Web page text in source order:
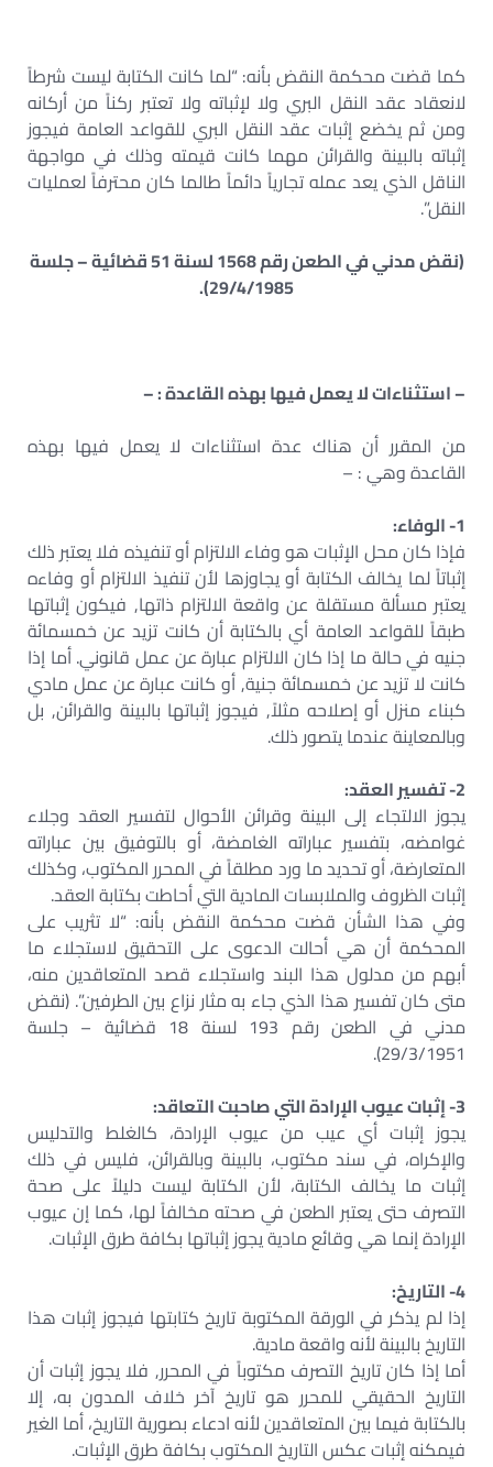
كما قضت محكمة النقض بأنه: “لما كانت الكتابة ليست شرطاً
لانعقاد عقد النقل البري ولا لإثباته ولا تعتبر ركناً من أركانه
ومن ثم يخضع إثبات عقد النقل البري للقواعد العامة فيجوز
إثباته بالبينة والقرائن مهما كانت قيمته وذلك في مواجهة
الناقل الذي يعد عمله تجارياً دائماً طالما كان محترفاً لعمليات
النقل”.
(نقض مدني في الطعن رقم 1568 لسنة 51 قضائية – جلسة
29/4/1985).
– استثناءات لا يعمل فيها بهذه القاعدة : –
من المقرر أن هناك عدة استثناءات لا يعمل فيها بهذه
القاعدة وهي : –
1- الوفاء:
فإذا كان محل الإثبات هو وفاء الالتزام أو تنفيذه فلا يعتبر ذلك
إثباتاً لما يخالف الكتابة أو يجاوزها لأن تنفيذ الالتزام أو وفاءه
يعتبر مسألة مستقلة عن واقعة الالتزام ذاتها, فيكون إثباتها
طبقاً للقواعد العامة أي بالكتابة أن كانت تزيد عن خمسمائة
جنيه في حالة ما إذا كان الالتزام عبارة عن عمل قانوني. أما إذا
كانت لا تزيد عن خمسمائة جنية, أو كانت عبارة عن عمل مادي
كبناء منزل أو إصلاحه مثلاً, فيجوز إثباتها بالبينة والقرائن, بل
وبالمعاينة عندما يتصور ذلك.
2- تفسير العقد:
يجوز الالتجاء إلى البينة وقرائن الأحوال لتفسير العقد وجلاء
غوامضه، بتفسير عباراته الغامضة، أو بالتوفيق بين عباراته
المتعارضة، أو تحديد ما ورد مطلقاً في المحرر المكتوب، وكذلك
إثبات الظروف والملابسات المادية التي أحاطت بكتابة العقد.
وفي هذا الشأن قضت محكمة النقض بأنه: “لا تثريب على
المحكمة أن هي أحالت الدعوى على التحقيق لاستجلاء ما
أبهم من مدلول هذا البند واستجلاء قصد المتعاقدين منه،
متى كان تفسير هذا الذي جاء به مثار نزاع بين الطرفين”. (نقض
مدني في الطعن رقم 193 لسنة 18 قضائية – جلسة
29/3/1951).
3- إثبات عيوب الإرادة التي صاحبت التعاقد:
يجوز إثبات أي عيب من عيوب الإرادة، كالغلط والتدليس
والإكراه، في سند مكتوب، بالبينة وبالقرائن، فليس في ذلك
إثبات ما يخالف الكتابة، لأن الكتابة ليست دليلاً على صحة
التصرف حتى يعتبر الطعن في صحته مخالفاً لها، كما إن عيوب
الإرادة إنما هي وقائع مادية يجوز إثباتها بكافة طرق الإثبات.
4- التاريخ:
إذا لم يذكر في الورقة المكتوبة تاريخ كتابتها فيجوز إثبات هذا
التاريخ بالبينة لأنه واقعة مادية.
أما إذا كان تاريخ التصرف مكتوباً في المحرر, فلا يجوز إثبات أن
التاريخ الحقيقي للمحرر هو تاريخ آخر خلاف المدون به، إلا
بالكتابة فيما بين المتعاقدين لأنه ادعاء بصورية التاريخ، أما الغير
فيمكنه إثبات عكس التاريخ المكتوب بكافة طرق الإثبات.